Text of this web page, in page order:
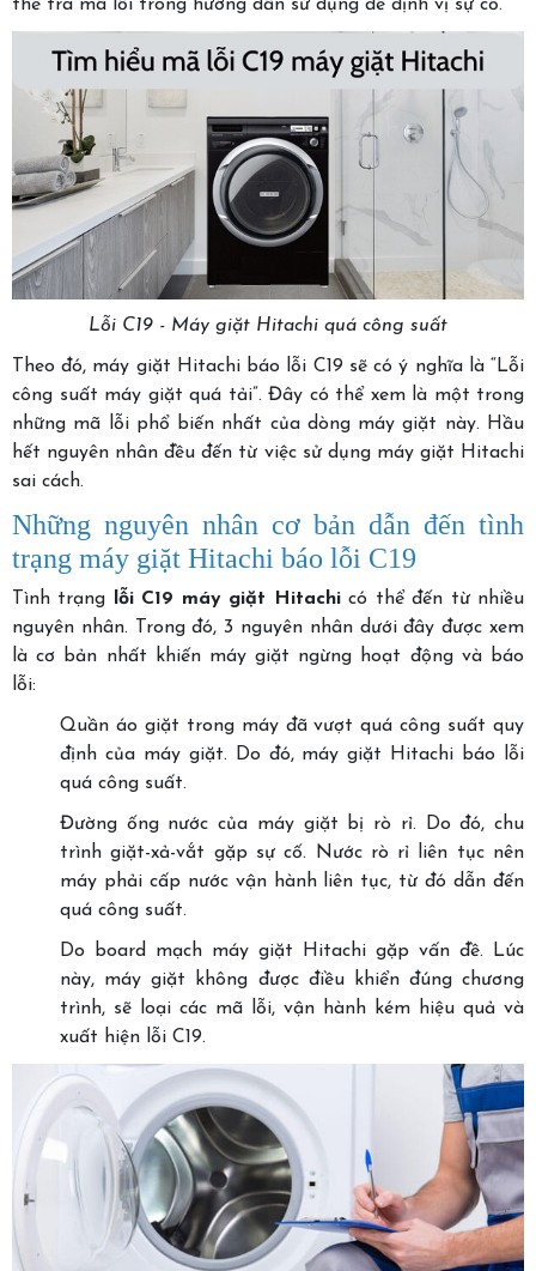
thể tra mã lỗi trong hướng dẫn sử dụng để định vị sự cố.
Lỗi C19 - Máy giặt Hitachi quá công suất
Theo đó, máy giặt Hitachi báo lỗi C19 sẽ có ý nghĩa là “Lỗi
công suất máy giặt quá tải”. Đây có thể xem là một trong
những mã lỗi phổ biến nhất của dòng máy giặt này. Hầu
hết nguyên nhân đều đến từ việc sử dụng máy giặt Hitachi
sai cách.
Những nguyên nhân cơ bản dẫn đến tình
trạng máy giặt Hitachi báo lỗi C19
Tình trạng lỗi C19 máy giặt Hitachicó thể đến từ nhiều
nguyên nhân. Trong đó, 3 nguyên nhân dưới đây được xem
là cơ bản nhất khiến máy giặt ngừng hoạt động và báo
lỗi:
Quần áo giặt trong máy đã vượt quá công suất quy
định của máy giặt. Do đó, máy giặt Hitachi báo lỗi
quá công suất.
Đường ống nước của máy giặt bị rò rỉ. Do đó, chu
trình giặt-xả-vắt gặp sự cố. Nước rò rỉ liên tục nên
máy phải cấp nước vận hành liên tục, từ đó dẫn đến
quá công suất.
Do board mạch máy giặt Hitachi gặp vấn đề. Lúc
này, máy giặt không được điều khiển đúng chương
trình, sẽ loại các mã lỗi, vận hành kém hiệu quả và
xuất hiện lỗi C19.